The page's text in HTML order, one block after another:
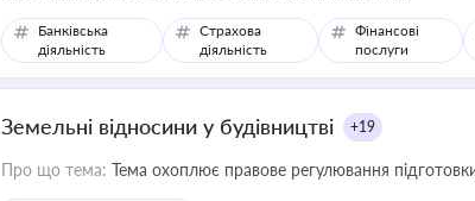
Банківська
діяльність
Страхова
діяльність
Фінансові
послуги
Земельні відносини у будівництві +19
Про що тема: Тема охоплює правове регулювання